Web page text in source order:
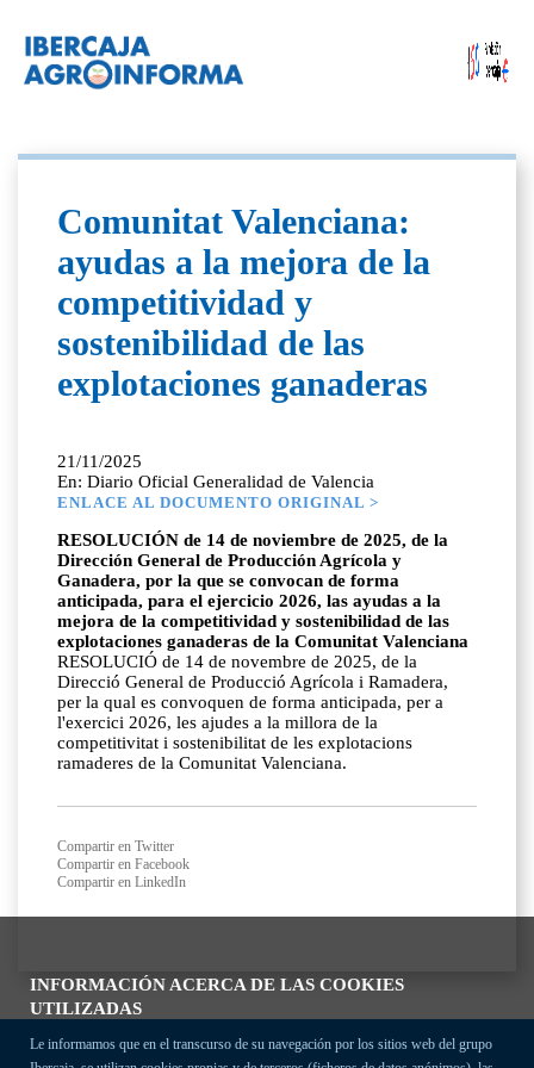
INFORMACIÓN ACERCA DE LAS COOKIES
UTILIZADAS
Le informamos que en el transcurso de su navegación por los sitios web del grupo
Comunitat Valenciana:
ayudas a la mejora de la
competitividad y
sostenibilidad de las
explotaciones ganaderas
21/11/2025
En: Diario Oficial Generalidad de Valencia
ENLACE AL DOCUMENTO ORIGINAL >
RESOLUCIÓN de 14 de noviembre de 2025, de la
Dirección General de Producción Agrícola y
Ganadera, por la que se convocan de forma
anticipada, para el ejercicio 2026, las ayudas a la
mejora de la competitividad y sostenibilidad de las
explotaciones ganaderas de la Comunitat Valenciana
RESOLUCIÓ de 14 de novembre de 2025, de la
Direcció General de Producció Agrícola i Ramadera,
per la qual es convoquen de forma anticipada, per a
l'exercici 2026, les ajudes a la millora de la
competitivitat i sostenibilitat de les explotacions
ramaderes de la Comunitat Valenciana.
Compartir en Twitter
Compartir en Facebook
Compartir en LinkedIn